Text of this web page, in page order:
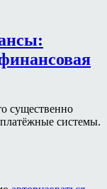
существенно
системы.